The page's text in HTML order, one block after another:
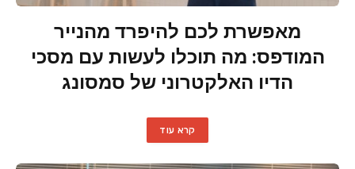
מאפשרת לכם להיפרד מהנייר
המודפס: מה תוכלו לעשות עם מסכי
הדיו האלקטרוני של סמסונג
קרא עוד